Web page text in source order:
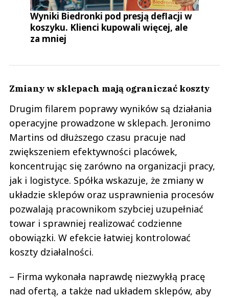
Wyniki Biedronki pod presją deflacji w
koszyku. Klienci kupowali więcej, ale
za mniej
Zmiany w sklepach mają ograniczać koszty
Drugim filarem poprawy wyników są działania
operacyjne prowadzone w sklepach. Jeronimo
Martins od dłuższego czasu pracuje nad
zwiększeniem efektywności placówek,
koncentrując się zarówno na organizacji pracy,
jak i logistyce. Spółka wskazuje, że zmiany w
układzie sklepów oraz usprawnienia procesów
pozwalają pracownikom szybciej uzupełniać
towar i sprawniej realizować codzienne
obowiązki. W efekcie łatwiej kontrolować
koszty działalności.
– Firma wykonała naprawdę niezwykłą pracę
nad ofertą, a także nad układem sklepów, aby